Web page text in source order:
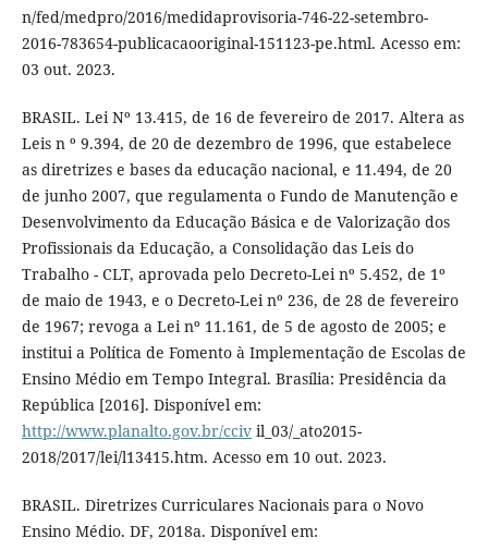
n/fed/medpro/2016/medidaprovisoria-746-22-setembro-
2016-783654-publicacaooriginal-151123-pe.html. Acesso em:
03 out. 2023.
BRASIL. Lei Nº 13.415, de 16 de fevereiro de 2017. Altera as
Leis n º 9.394, de 20 de dezembro de 1996, que estabelece
as diretrizes e bases da educação nacional, e 11.494, de 20
de junho 2007, que regulamenta o Fundo de Manutenção e
Desenvolvimento da Educação Básica e de Valorização dos
Profissionais da Educação, a Consolidação das Leis do
Trabalho - CLT, aprovada pelo Decreto-Lei nº 5.452, de 1º
de maio de 1943, e o Decreto-Lei nº 236, de 28 de fevereiro
de 1967; revoga a Lei nº 11.161, de 5 de agosto de 2005; e
institui a Política de Fomento à Implementação de Escolas de
Ensino Médio em Tempo Integral. Brasília: Presidência da
República [2016]. Disponível em:
http://www.planalto.gov.br/ccivil_03/_ato2015-
2018/2017/lei/l13415.htm. Acesso em 10 out. 2023.
BRASIL. Diretrizes Curriculares Nacionais para o Novo
Ensino Médio. DF, 2018a. Disponível em: